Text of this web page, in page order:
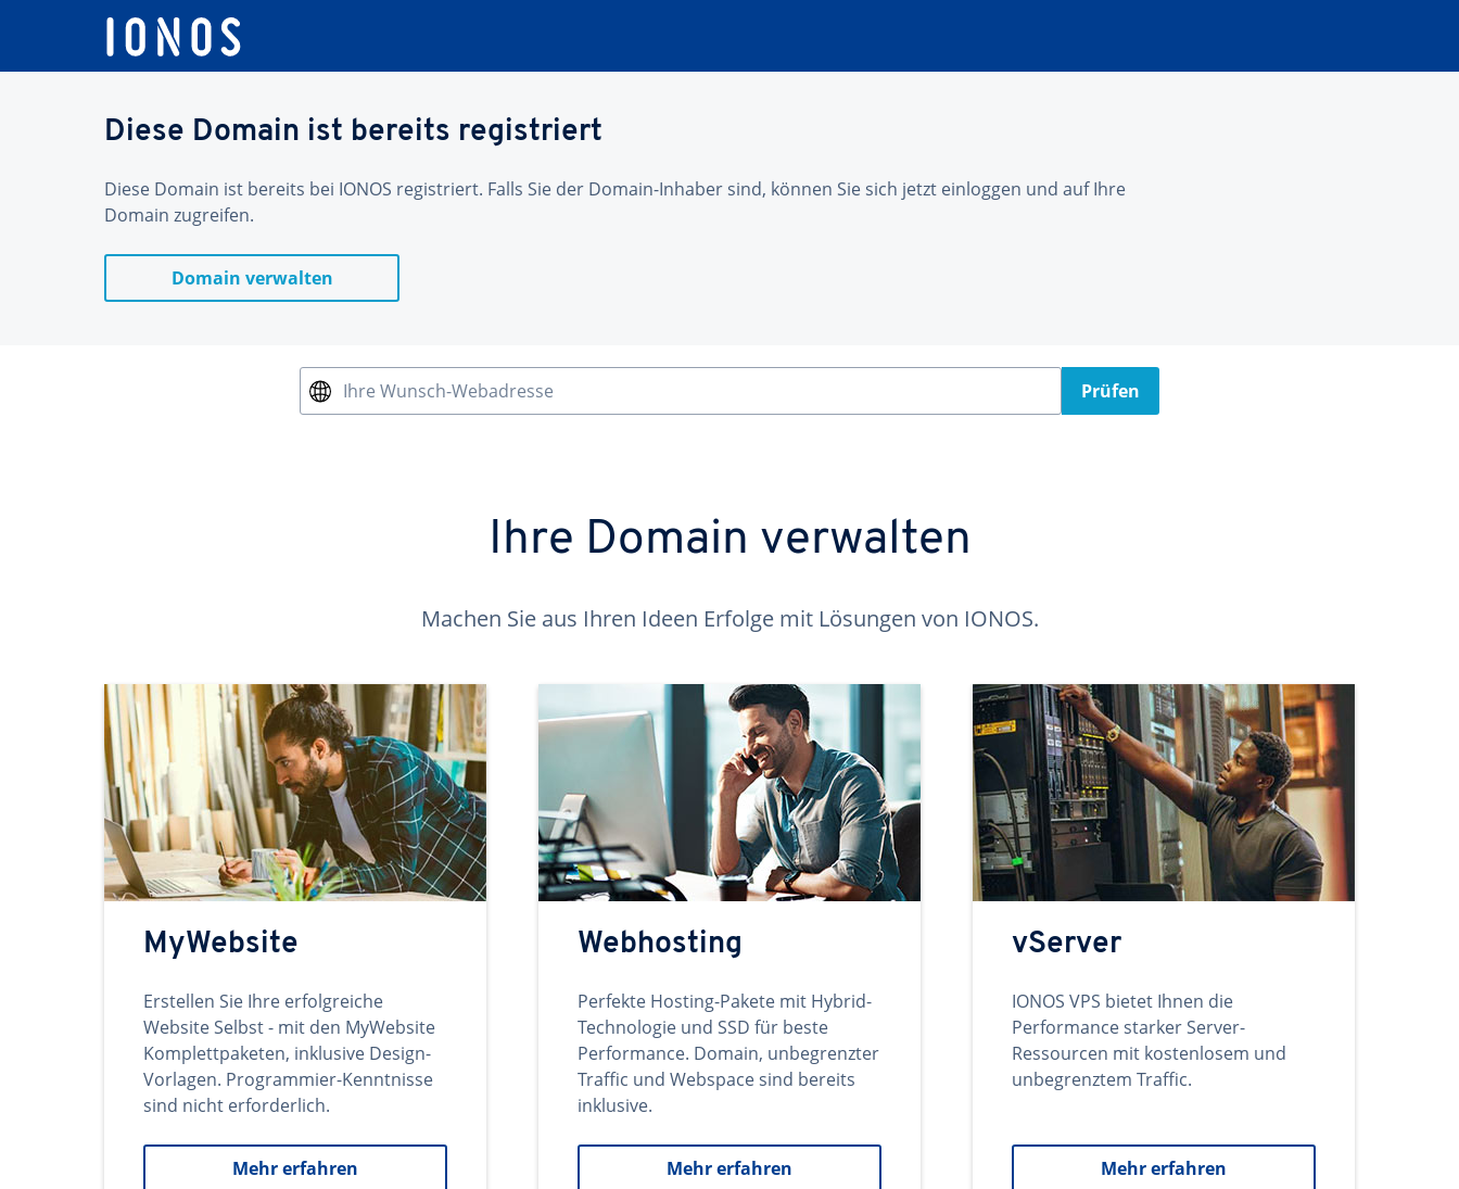
Diese Domain ist bereits registriert
Diese Domain ist bereits bei IONOS registriert. Falls Sie der Domain-Inhaber sind, können Sie sich jetzt einloggen und auf Ihre
Domain zugreifen.
Domain verwalten
Ihre Wunsch-Webadresse Prüfen
Ihre Domain verwalten
Machen Sie aus Ihren Ideen Erfolge mit Lösungen von IONOS.
MyWebsite
Erstellen Sie Ihre erfolgreiche
Website Selbst - mit den MyWebsite
Komplettpaketen, inklusive Design-
Vorlagen. Programmier-Kenntnisse
sind nicht erforderlich.
Mehr erfahren
Webhosting
Perfekte Hosting-Pakete mit Hybrid-
Technologie und SSD für beste
Performance. Domain, unbegrenzter
Traffic und Webspace sind bereits
inklusive.
Mehr erfahren
vServer
IONOS VPS bietet Ihnen die
Performance starker Server-
Ressourcen mit kostenlosem und
unbegrenztem Traffic.
Mehr erfahren